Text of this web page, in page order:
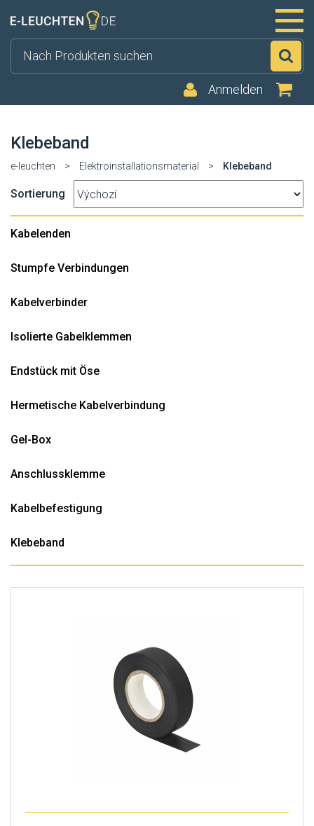
Anmelden
Klebeband
e-leuchten > Elektroinstallationsmaterial > Klebeband
Sortierung
Kabelenden
Stumpfe Verbindungen
Kabelverbinder
Isolierte Gabelklemmen
Endstück mit Öse
Hermetische Kabelverbindung
Gel-Box
Anschlussklemme
Kabelbefestigung
Klebeband